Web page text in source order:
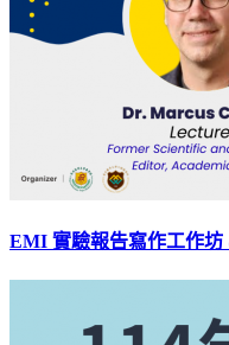
EMI 實驗報告寫作工作